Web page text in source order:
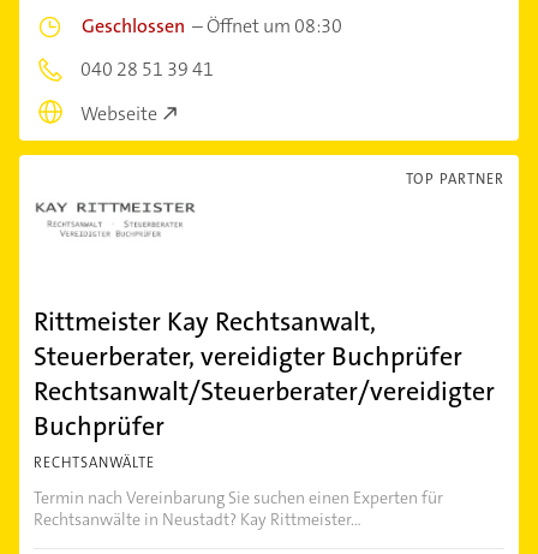
Geschlossen –Öffnet um 08:30
040 28 51 39 41
Webseite
TOP PARTNER
Rittmeister Kay Rechtsanwalt,
Steuerberater, vereidigter Buchprüfer
Rechtsanwalt/Steuerberater/vereidigter
Buchprüfer
RECHTSANWÄLTE
Termin nach Vereinbarung Sie suchen einen Experten für
Rechtsanwälte in Neustadt? Kay Rittmeister...